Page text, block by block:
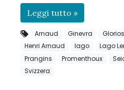
Leggi tutto »
Arnaud Ginevra
Henri Arnaud
lago Lago
Prangins
Promenthoux
Svizzera